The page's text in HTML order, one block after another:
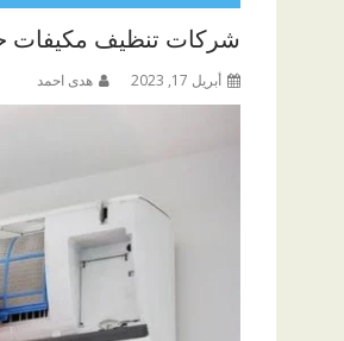
شركات تنظيف مكيفات حفر
أبريل 17, 2023 هدى احمد